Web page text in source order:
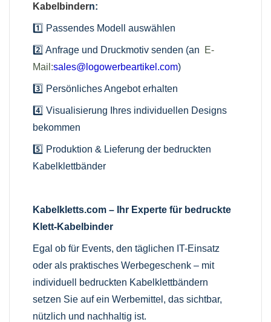
Kabelbindern:
1️⃣ Passendes Modell auswählen
2️⃣ Anfrage und Druckmotiv senden (an
E-
Mail:sales@logowerbeartikel.com)
3️⃣ Persönliches Angebot erhalten
4️⃣ Visualisierung Ihres individuellen Designs
bekommen
5️⃣ Produktion & Lieferung der bedruckten
Kabelklettbänder
Kabelkletts.com – Ihr Experte für bedruckte
Klett-Kabelbinder
Egal ob für Events, den täglichen IT-Einsatz
oder als praktisches Werbegeschenk – mit
individuell bedruckten Kabelklettbändern
setzen Sie auf ein Werbemittel, das sichtbar,
nützlich und nachhaltig ist.